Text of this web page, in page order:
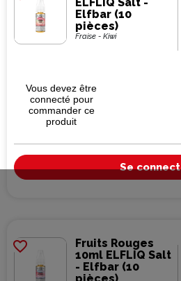
Elfbar (10
pièces)
Fraise - Kiwi
Vous devez être
connecté pour
commander ce
produit
Se
favorite_border
Fruits Rouges
10ml ELFLIQ Salt
- Elfbar (10